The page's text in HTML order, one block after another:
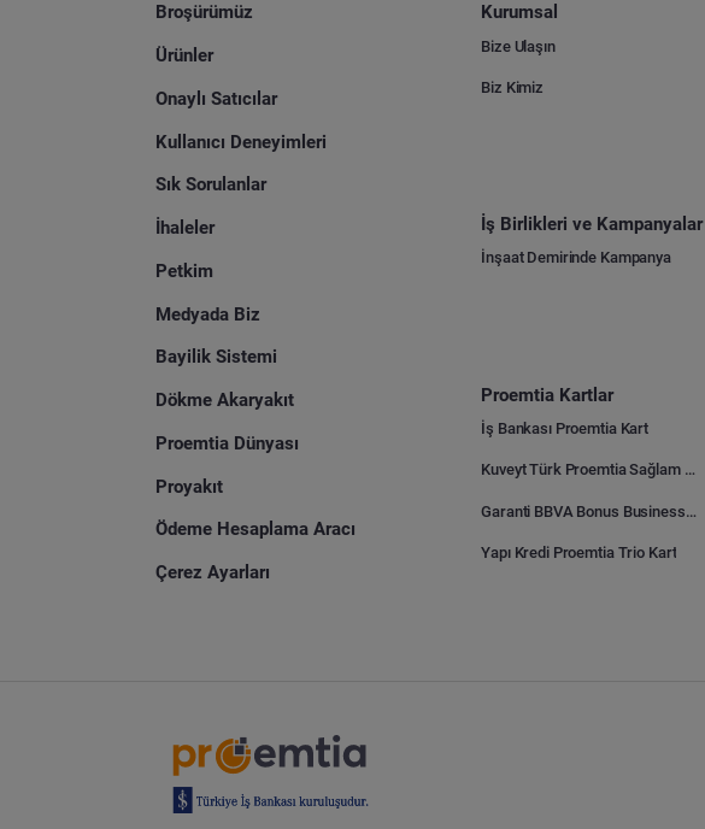
Broşürümüz
Ürünler
Onaylı Satıcılar
Kullanıcı Deneyimleri
Sık Sorulanlar
İhaleler
Petkim
Medyada Biz
Bayilik Sistemi
Dökme Akaryakıt
Proemtia Dünyası
Proyakıt
Ödeme Hesaplama Aracı
Çerez Ayarları
Kurumsal
Bize Ulaşın
Biz Kimiz
İş Birlikleri ve Kampanyalar
İnşaat Demirinde Kampanya
Proemtia Kartlar
İş Bankası Proemtia Kart
Kuveyt Türk Proemtia Sağlam Bayi Kart
Garanti BBVA Bonus Business Proemtia Bayi Kart
Yapı Kredi Proemtia Trio Kart